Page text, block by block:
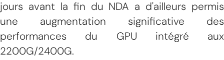
jours avant la fin du NDA a d'ailleurs permis
une augmentation significative des
performances du GPU intégré aux
2200G/2400G.